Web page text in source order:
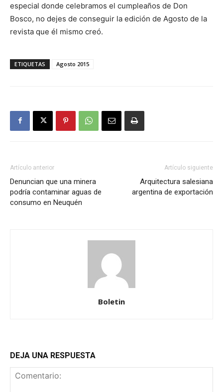
especial donde celebramos el cumpleaños de Don
Bosco, no dejes de conseguir la edición de Agosto de la
revista que él mismo creó.
ETIQUETAS Agosto 2015
Artículo anterior
Denuncian que una minera
podría contaminar aguas de
consumo en Neuquén
Artículo siguiente
Arquitectura salesiana
argentina de exportación
Boletin
DEJA UNA RESPUESTA